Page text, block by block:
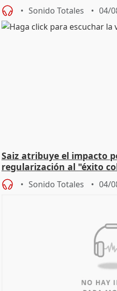
Sonido Totales 04/
Saiz atribuye el impacto
regularización al "éxito
Sonido Totales 04/